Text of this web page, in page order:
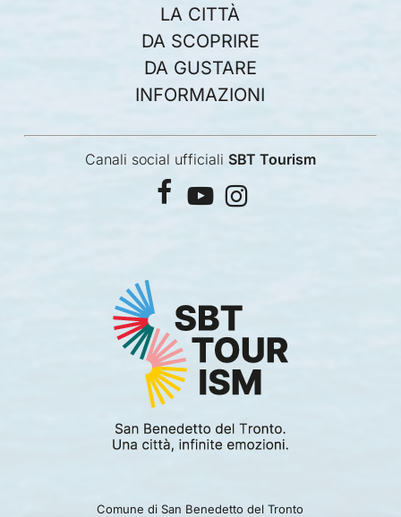
LA CITTÀ
DA SCOPRIRE
DA GUSTARE
INFORMAZIONI
Canali social ufficiali SBT Tourism
facebook
youtubeinstagram
Comune di San Benedetto del Tronto